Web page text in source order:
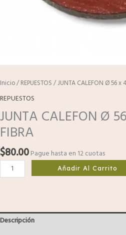
Inicio/REPUESTOS / JUNTA CALEFON Ø 56 x
REPUESTOS
JUNTA CALEFON Ø
FIBRA
$80.00Pague hasta en 12 cuotas
Añadir Al Carrito
Descripción